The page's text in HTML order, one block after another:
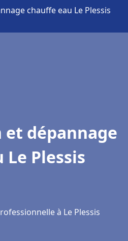
chauffe eau Le Plessis
dépannage
Plessis
à Le Plessis